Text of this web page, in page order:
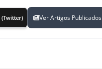
(Twitter) Ver Artigos Publicados